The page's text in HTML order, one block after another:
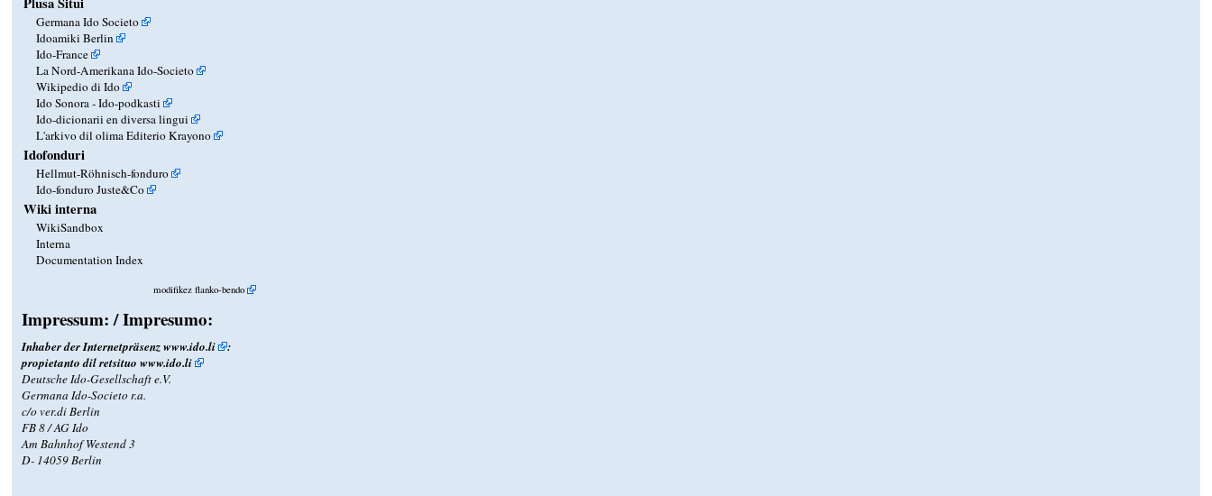
Germana Ido Societo
Idoamiki Berlin
Ido-France
La Nord-Amerikana Ido-Societo
Wikipedio di Ido
Ido Sonora - Ido-podkasti
Ido-dicionarii en diversa lingui
L'arkivo dil olima Editerio Krayono
Idofonduri
Hellmut-Röhnisch-fonduro
Ido-fonduro Juste&Co
Wiki interna
WikiSandbox
Interna
Documentation Index
modifikez flanko-bendo
Impressum: / Impresumo:
Inhaber der Internetpräsenzwww.ido.li
:
propietanto dil retsituowww.ido.li
Deutsche Ido-Gesellschaft e.V.
Germana Ido-Societo r.a.
c/o ver.di Berlin
FB 8 / AG Ido
Am Bahnhof Westend 3
D- 14059 Berlin